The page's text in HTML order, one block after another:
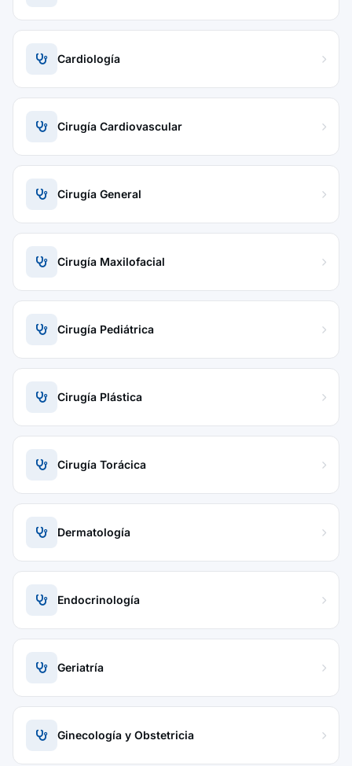
Cardiología
Cirugía Cardiovascular
Cirugía General
Cirugía Maxilofacial
Cirugía Pediátrica
Cirugía Plástica
Cirugía Torácica
Dermatología
Endocrinología
Geriatría
Ginecología y Obstetricia